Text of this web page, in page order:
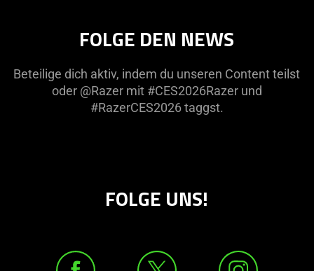
FOLGE DEN NEWS
Beteilige dich aktiv, indem du unseren Content teilst
oder @Razer mit #CES2026Razer und
#RazerCES2026 taggst.
FOLGE UNS!